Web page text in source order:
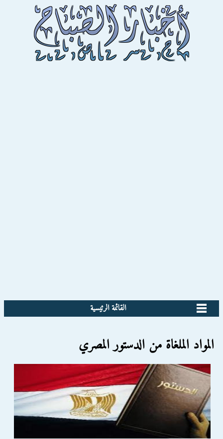
القائمة الرئيسية
المواد الملغاة من الدستور المصري